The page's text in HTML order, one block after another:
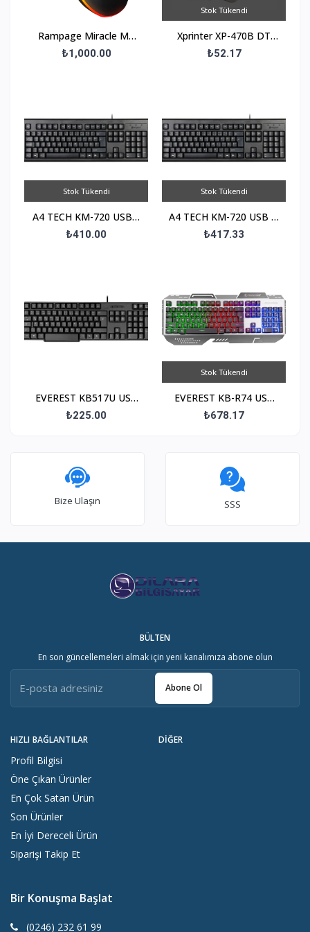
Rampage Miracle M2
Usb Siyah 8 Tuşlu RGB
₺1,000.00
Stok Tükendi
Xprinter XP-470B DT
USB Barkod Yazıcı 4 Gri
₺52.17
Stok Tükendi
A4 TECH KM-720 USB F
Trk Standart Siyah
₺410.00
Stok Tükendi
A4 TECH KM-720 USB Q
Trk Standart Siyah
₺417.33
EVEREST KB517U USB
F Trk Standart Siyah
₺225.00
Stok Tükendi
EVEREST KB-R74 USB
Oyuncu Q Trk
Klavye
₺678.17
Bize Ulaşın SSS
HIZLI BAĞLANTILAR
Profil Bilgisi
Öne Çıkan Ürünler
En Çok Satan Ürün
Son Ürünler
En İyi Dereceli Ürün
Siparişi Takip Et
DIĞER
BÜLTEN
En son güncellemeleri almak için yeni kanalımıza abone olun
Abone Ol
Bir Konuşma Başlat
(0246) 232 61 99